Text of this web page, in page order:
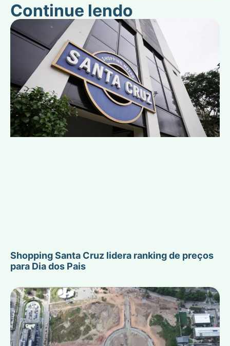
Continue lendo
Shopping Santa Cruz lidera ranking de preços
para Dia dos Pais